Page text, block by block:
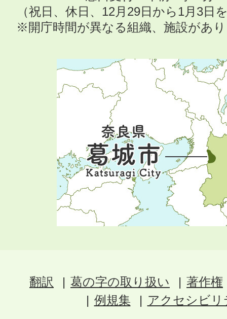
（祝日、休日、12月29日から1月3日
※開庁時間が異なる組織、施設があ
翻訳 葛の字の取り扱い
著作権
例規集
アクセシビ